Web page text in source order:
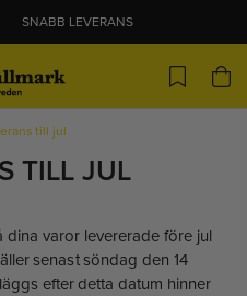
SNABB LEVERANS
till jul
TILL JUL
varor levererade före jul
senast söndag den 14
efter detta datum hinner